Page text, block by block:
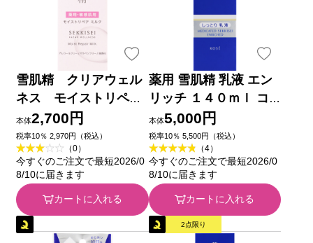
雪肌精 クリアウェル
ネス モイストリペ
ア ミルク １００ｍＬ
コーセー (医薬部外品)
本体2,700円
税率10％ 2,970円（税込）
（0）
今すぐのご注文で最短2026/0
8/10に届きます
カートに入れる
薬用 雪肌精 乳液 エン
リッチ １４０ｍｌ コ
ーセー (医薬部外品)
本体5,000円
税率10％ 5,500円（税込）
（4）
今すぐのご注文で最短2026/0
8/10に届きます
カートに入れる
2点限り